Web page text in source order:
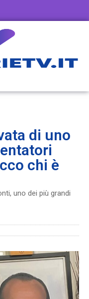
di uno
chi è
uno dei più grandi